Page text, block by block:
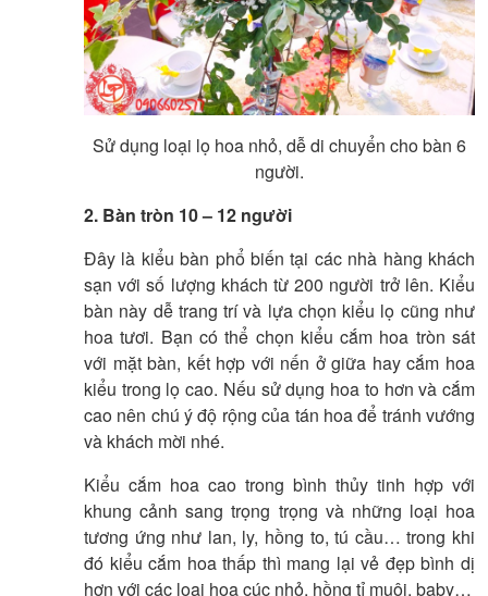
Sử dụng loại lọ hoa nhỏ, dễ di chuyển cho bàn 6
người.
2. Bàn tròn 10 – 12 người
Đây là kiểu bàn phổ biến tại các nhà hàng khách
sạn với số lượng khách từ 200 người trở lên. Kiểu
bàn này dễ trang trí và lựa chọn kiểu lọ cũng như
hoa tươi. Bạn có thể chọn kiểu cắm hoa tròn sát
với mặt bàn, kết hợp với nến ở giữa hay cắm hoa
kiểu trong lọ cao. Nếu sử dụng hoa to hơn và cắm
cao nên chú ý độ rộng của tán hoa để tránh vướng
và khách mời nhé.
Kiểu cắm hoa cao trong bình thủy tinh hợp với
khung cảnh sang trọng trọng và những loại hoa
tương ứng như lan, ly, hồng to, tú cầu… trong khi
đó kiểu cắm hoa thấp thì mang lại vẻ đẹp bình dị
hơn với các loại hoa cúc nhỏ, hồng tỉ muội, baby…